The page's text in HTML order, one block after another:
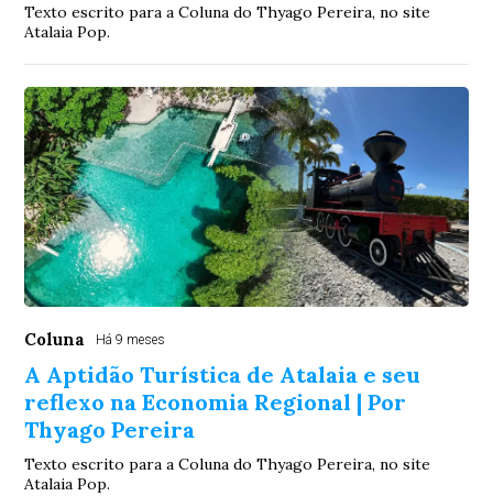
Texto escrito para a Coluna do Thyago Pereira, no site
Atalaia Pop.
Coluna Há 9 meses
A Aptidão Turística de Atalaia e seu
reflexo na Economia Regional | Por
Thyago Pereira
Texto escrito para a Coluna do Thyago Pereira, no site
Atalaia Pop.